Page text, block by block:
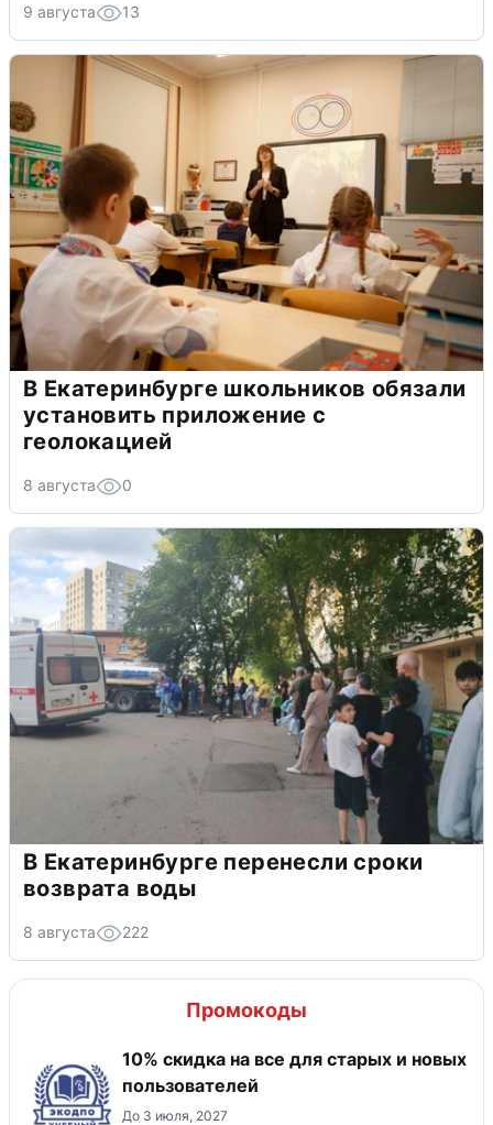
9 августа 13
В Екатеринбурге школьников обязали
установить приложение с
геолокацией
8 августа 0
В Екатеринбурге перенесли сроки
возврата воды
8 августа 222
Промокоды
10% скидка на все для старых и новых
пользователей
До 3 июля, 2027